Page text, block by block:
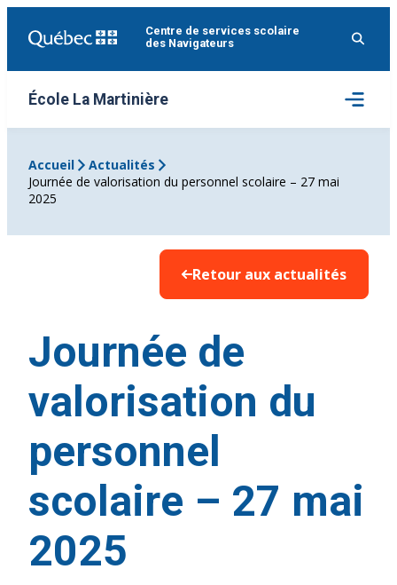
Centre de services scolaire
des Navigateurs
École La Martinière
Ouvrir
le
menu
Accueil
Actualités
Journée de valorisation du personnel scolaire – 27 mai
2025
Retour aux actualités
Journée de
valorisation du
personnel
scolaire – 27 mai
2025